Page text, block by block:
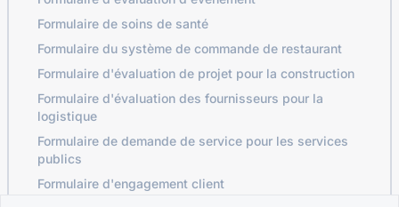
Formulaire de soins de santé
Formulaire du système de commande de restaurant
Formulaire d'évaluation de projet pour la construction
Formulaire d'évaluation des fournisseurs pour la
logistique
Formulaire de demande de service pour les services
publics
Formulaire d'engagement client